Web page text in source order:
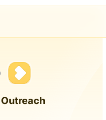
Outreach